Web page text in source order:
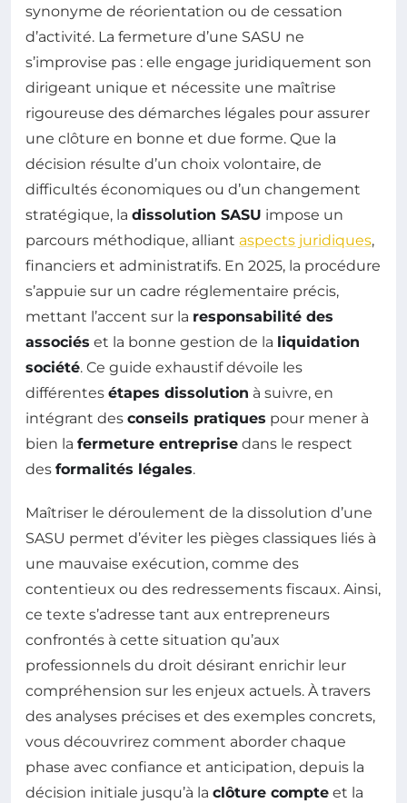
synonyme de réorientation ou de cessation
d’activité. La fermeture d’une SASU ne
s’improvise pas : elle engage juridiquement son
dirigeant unique et nécessite une maîtrise
rigoureuse des démarches légales pour assurer
une clôture en bonne et due forme. Que la
décision résulte d’un choix volontaire, de
difficultés économiques ou d’un changement
stratégique, la dissolution SASU impose un
parcours méthodique, alliant aspects juridiques,
financiers et administratifs. En 2025, la procédure
s’appuie sur un cadre réglementaire précis,
mettant l’accent sur la responsabilité des
associés et la bonne gestion de la liquidation
société. Ce guide exhaustif dévoile les
différentes étapes dissolution à suivre, en
intégrant des conseils pratiques pour mener à
bien la fermeture entreprise dans le respect
des formalités légales.
Maîtriser le déroulement de la dissolution d’une
SASU permet d’éviter les pièges classiques liés à
une mauvaise exécution, comme des
contentieux ou des redressements fiscaux. Ainsi,
ce texte s’adresse tant aux entrepreneurs
confrontés à cette situation qu’aux
professionnels du droit désirant enrichir leur
compréhension sur les enjeux actuels. À travers
des analyses précises et des exemples concrets,
vous découvrirez comment aborder chaque
phase avec confiance et anticipation, depuis la
décision initiale jusqu’à la clôture compte et la